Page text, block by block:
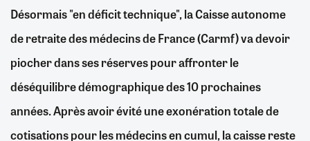
Désormais "en déficit technique", la Caisse autonome
de retraite des médecins de France (Carmf) va devoir
piocher dans ses réserves pour affronter le
déséquilibre démographique des 10 prochaines
années. Après avoir évité une exonération totale de
cotisations pour les médecins en cumul, la caisse reste